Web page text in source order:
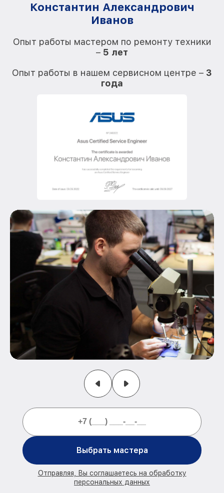
Константин Александрович
Иванов
Опыт работы мастером по ремонту техники
– 5 лет
Опыт работы в нашем сервисном центре – 3
года
Выбрать мастера
Отправляя, Вы соглашаетесь на обработку
персональных данных